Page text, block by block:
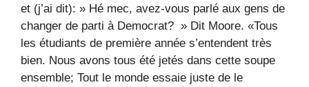
et (j’ai dit): » Hé mec, avez-vous parlé aux gens de
changer de parti à Democrat? » Dit Moore. «Tous
les étudiants de première année s’entendent très
bien. Nous avons tous été jetés dans cette soupe
ensemble; Tout le monde essaie juste de le